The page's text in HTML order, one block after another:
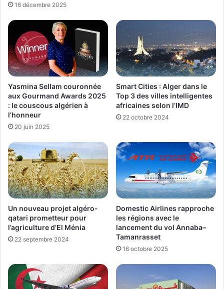
16 décembre 2025
Yasmina Sellam couronnée
aux Gourmand Awards 2025
: le couscous algérien à
l’honneur
20 juin 2025
Smart Cities : Alger dans le
Top 3 des villes intelligentes
africaines selon l’IMD
22 octobre 2024
Un nouveau projet algéro-
qatari prometteur pour
l’agriculture d’El Ménia
22 septembre 2024
Domestic Airlines rapproche
les régions avec le
lancement du vol Annaba–
Tamanrasset
16 octobre 2025